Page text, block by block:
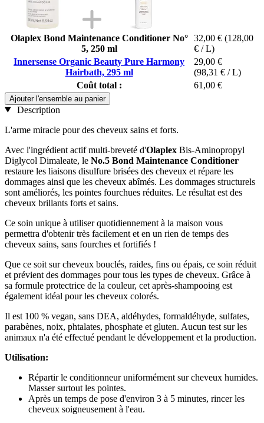
Olaplex Bond Maintenance Conditioner No°
5, 250 ml
32,00 € (128,00
€ / L)
Innersense Organic Beauty Pure Harmony
Hairbath, 295 ml
29,00 €
(98,31 € / L)
Coût total :
61,00 €
Ajouter l'ensemble au panier
Description
L'arme miracle pour des cheveux sains et forts.
Avec l'ingrédient actif multi-breveté d'Olaplex Bis-Aminopropyl
Diglycol Dimaleate, le No.5 Bond Maintenance Conditioner
restaure les liaisons disulfure brisées des cheveux et répare les
dommages ainsi que les cheveux abîmés. Les dommages structurels
sont améliorés, les pointes fourchues réduites. Le résultat est des
cheveux brillants forts et sains.
Ce soin unique à utiliser quotidiennement à la maison vous
permettra d'obtenir très facilement et en un rien de temps des
cheveux sains, sans fourches et fortifiés !
Que ce soit sur cheveux bouclés, raides, fins ou épais, ce soin réduit
et prévient des dommages pour tous les types de cheveux. Grâce à
sa formule protectrice de la couleur, cet après-shampooing est
également idéal pour les cheveux colorés.
Il est 100 % vegan, sans DEA, aldéhydes, formaldéhyde, sulfates,
parabènes, noix, phtalates, phosphate et gluten. Aucun test sur les
animaux n'a été effectué pendant le développement et la production.
Utilisation:
Répartir le conditionneur uniformément sur cheveux humides.
Masser surtout les pointes.
Après un temps de pose d'environ 3 à 5 minutes, rincer les
cheveux soigneusement à l'eau.